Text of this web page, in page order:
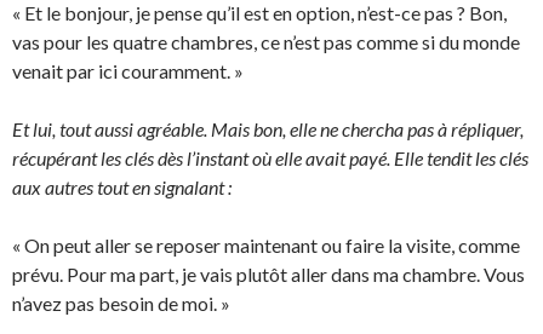
« Et le bonjour, je pense qu’il est en option, n’est-ce pas ? Bon,
vas pour les quatre chambres, ce n’est pas comme si du monde
venait par ici couramment. »
Et lui, tout aussi agréable. Mais bon, elle ne chercha pas à répliquer,
récupérant les clés dès l’instant où elle avait payé. Elle tendit les clés
aux autres tout en signalant :
« On peut aller se reposer maintenant ou faire la visite, comme
prévu. Pour ma part, je vais plutôt aller dans ma chambre. Vous
n’avez pas besoin de moi. »